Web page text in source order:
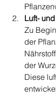
Luft-
Zu
der
der
Diese